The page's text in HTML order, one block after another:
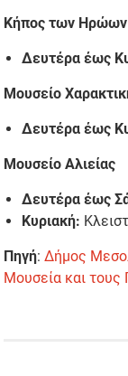
Κήπος των Ηρώων
Δευτέρα έως
Μουσείο
Δευτέρα έως
Μουσείο Αλιείας
Δευτέρα έως
Κυριακή:
Πηγή:Δήμος
Μουσεία και τους